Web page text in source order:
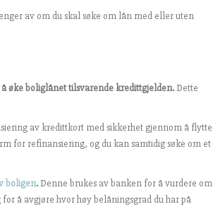
av om du skal søke om lån med eller uten
å øke boliglånet tilsvarende kredittgjelden.Dette
av kredittkort med sikkerhet gjennom å flytte
for refinansiering, og du kan samtidig søke om et
boligen.Denne brukes av banken for å vurdere om
å avgjøre hvor høy belåningsgrad du har på